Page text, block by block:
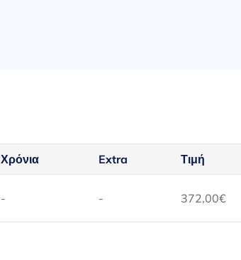
Χρόνια Extra Τιμή
- - 372,00€